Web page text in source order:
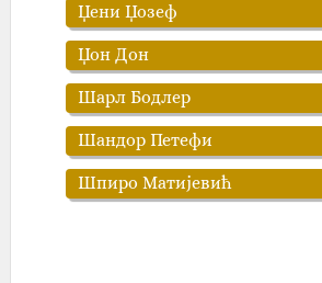
Џени Џозеф
Џон Дон
Шарл Бодлер
Шандор Петефи‎
Шпиро Матијевић